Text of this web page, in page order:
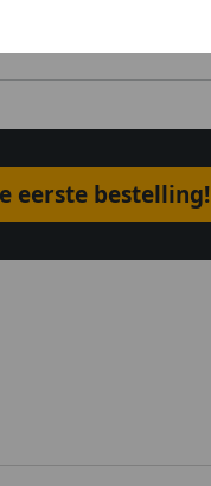
eerste bestelling!